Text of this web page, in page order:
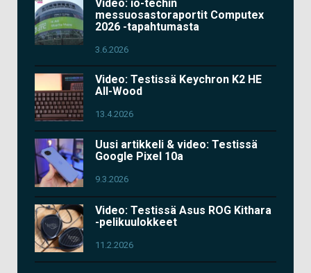
Video: io-techin
messuosastoraportit Computex
2026 -tapahtumasta
3.6.2026
Video: Testissä Keychron K2 HE
All-Wood
13.4.2026
Uusi artikkeli & video: Testissä
Google Pixel 10a
9.3.2026
Video: Testissä Asus ROG Kithara
-pelikuulokkeet
11.2.2026